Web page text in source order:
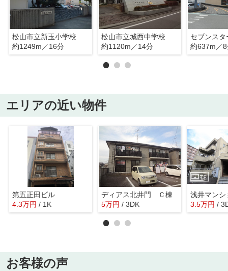
松山市立新玉小学校
約1249m／16分
松山市立城西中学校
約1120m／14分
セブンス
約637m／
エリアの近い物件
第五正田ビル
4.3万円 / 1K
ディアス北井門 Ｃ棟
5万円 / 3DK
浅井マンシ
3.5万円 /
お客様の声